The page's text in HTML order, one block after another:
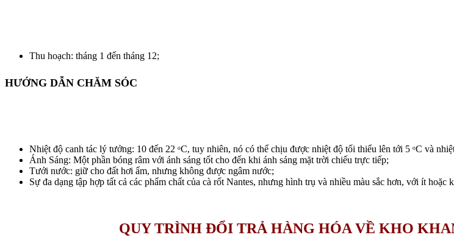
Thu hoạch: tháng 1 đến tháng 12;
HƯỚNG DẪN CHĂM SÓC
Nhiệt độ canh tác lý tưởng: 10 đến 22 ᵒC, tuy nhiên, nó có thể chịu được nhiệt độ tối thiểu lên tới 5 ᵒC và
Ánh Sáng: Một phần bóng râm với ánh sáng tốt cho đến khi ánh sáng mặt trời chiếu trực tiếp;
Tưới nước: giữ cho đất hơi ẩm, nhưng không được ngâm nước;
Sự đa dạng tập hợp tất cả các phẩm chất của cà rốt Nantes, nhưng hình trụ và nhiều màu sắc hơn, với ít
QUY TRÌNH ĐỔI TRẢ HÀNG HÓA VỀ KHO